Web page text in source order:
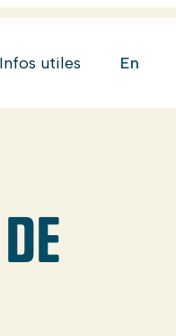
Infos utiles en